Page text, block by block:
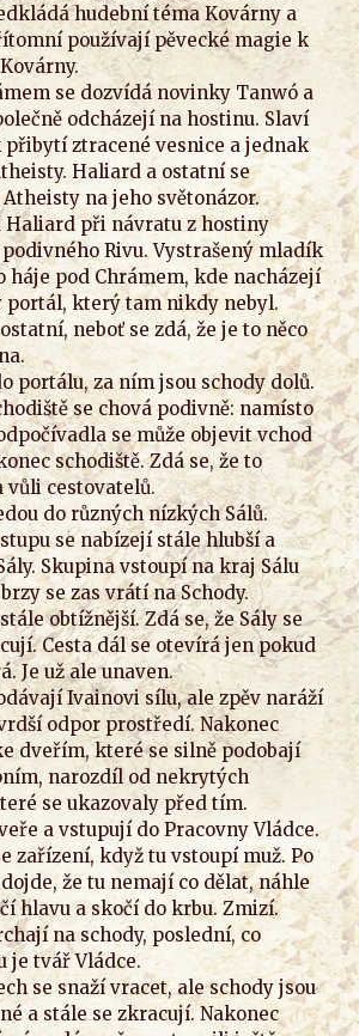
hudební téma Kovárny a
používají pěvecké magie k
se dozvídá novinky Tanwó a
odcházejí na hostinu. Slaví
přibytí ztracené vesnice a jednak
Haliard a ostatní se
na jeho světonázor.
Haliard při návratu z hostiny
Rivu. Vystrašený mladík
háje pod Chrámem, kde nacházejí
portál, který tam nikdy nebyl.
neboť se zdá, že je to něco
portálu, za ním jsou schody dolů.
se chová podivně: namísto
se může objevit vchod
schodiště. Zdá se, že to
vůli cestovatelů.
do různých nízkých Sálů.
se nabízejí stále hlubší a
Skupina vstoupí na kraj Sálu
se zas vrátí na Schody.
obtížnější. Zdá se, že Sály se
Cesta dál se otevírá jen pokud
Je už ale unaven.
Ivainovi sílu, ale zpěv naráží
odpor prostředí. Nakonec
dveřím, které se silně podobají
narozdíl od nekrytých
se ukazovaly před tím.
a vstupují do Pracovny Vládce.
zařízení, když tu vstoupí muž. Po
že tu nemají co dělat, náhle
hlavu a skočí do krbu. Zmizí.
na schody, poslední, co
je tvář Vládce.
se snaží vracet, ale schody jsou
a stále se zkracují. Nakonec